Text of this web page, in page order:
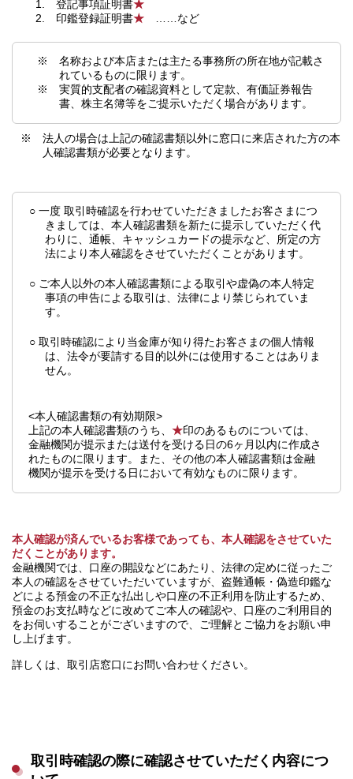
1. 登記事項証明書★
2. 印鑑登録証明書★ ……など
※ 名称および本店または主たる事務所の所在地が記載さ
れているものに限ります。
※ 実質的支配者の確認資料として定款、有価証券報告
書、株主名簿等をご提示いただく場合があります。
※ 法人の場合は上記の確認書類以外に窓口に来店された方の本
人確認書類が必要となります。
○ 一度 取引時確認を行わせていただきましたお客さまにつ
きましては、本人確認書類を新たに提示していただく代
わりに、通帳、キャッシュカードの提示など、所定の方
法により本人確認をさせていただくことがあります。
○ ご本人以外の本人確認書類による取引や虚偽の本人特定
事項の申告による取引は、法律により禁じられていま
す。
○ 取引時確認により当金庫が知り得たお客さまの個人情報
は、法令が要請する目的以外には使用することはありま
せん。
<本人確認書類の有効期限>
上記の本人確認書類のうち、 ★印のあるものについては、
金融機関が提示または送付を受ける日の6ヶ月以内に作成さ
れたものに限ります。また、その他の本人確認書類は金融
機関が提示を受ける日において有効なものに限ります。
本人確認が済んでいるお客様であっても、本人確認をさせていた
だくことがあります。
金融機関では、口座の開設などにあたり、法律の定めに従ったご
本人の確認をさせていただいていますが、盗難通帳・偽造印鑑な
どによる預金の不正な払出しや口座の不正利用を防止するため、
預金のお支払時などに改めてご本人の確認や、口座のご利用目的
をお伺いすることがございますので、ご理解とご協力をお願い申
し上げます。
詳しくは、取引店窓口にお問い合わせください。
取引時確認の際に確認させていただく内容につ